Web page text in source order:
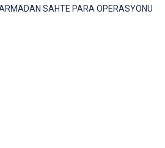
SAHTE PARA OPERASYONU